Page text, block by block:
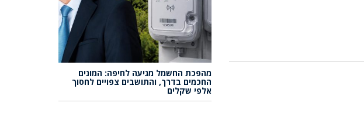
מהפכת החשמל מגיעה לחיפה: המונים
החכמים בדרך, והתושבים צפויים לחסוך
אלפי שקלים